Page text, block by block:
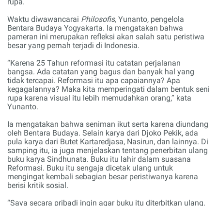
Waktu diwawancarai Philosofis, Yunanto, pengelola
Bentara Budaya Yogyakarta. Ia mengatakan bahwa
pameran ini merupakan refleksi akan salah satu peristiwa
besar yang pernah terjadi di Indonesia.
“Karena 25 Tahun reformasi itu catatan perjalanan
bangsa. Ada catatan yang bagus dan banyak hal yang
tidak tercapai. Reformasi itu apa capaiannya? Apa
kegagalannya? Maka kita memperingati dalam bentuk seni
rupa karena visual itu lebih memudahkan orang,” kata
Yunanto.
Ia mengatakan bahwa seniman ikut serta karena diundang
oleh Bentara Budaya. Selain karya dari Djoko Pekik, ada
pula karya dari Butet Kartaredjasa, Nasirun, dan lainnya. Di
samping itu, ia juga menjelaskan tentang penerbitan ulang
buku karya Sindhunata. Buku itu lahir dalam suasana
Reformasi. Buku itu sengaja dicetak ulang untuk
mengingat kembali sebagian besar peristiwanya karena
berisi kritik sosial.
“Saya secara pribadi ingin agar buku itu diterbitkan ulang.